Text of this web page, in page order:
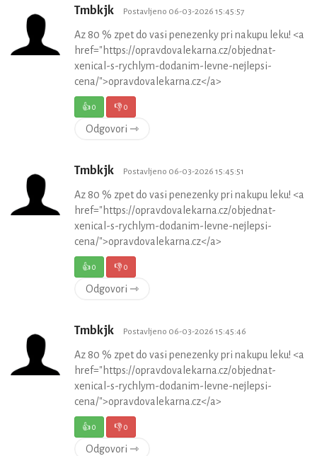
Tmbkjk Postavljeno 06-03-2026 15:45:57
Az 80 % zpet do vasi penezenky pri nakupu leku! <a
href="https://opravdovalekarna.cz/objednat-
xenical-s-rychlym-dodanim-levne-nejlepsi-
cena/">opravdovalekarna.cz</a>
👍0 👎0
Odgovori ⇾
Tmbkjk Postavljeno 06-03-2026 15:45:51
Az 80 % zpet do vasi penezenky pri nakupu leku! <a
href="https://opravdovalekarna.cz/objednat-
xenical-s-rychlym-dodanim-levne-nejlepsi-
cena/">opravdovalekarna.cz</a>
👍0 👎0
Odgovori ⇾
Tmbkjk Postavljeno 06-03-2026 15:45:46
Az 80 % zpet do vasi penezenky pri nakupu leku! <a
href="https://opravdovalekarna.cz/objednat-
xenical-s-rychlym-dodanim-levne-nejlepsi-
cena/">opravdovalekarna.cz</a>
👍0 👎0
Odgovori ⇾